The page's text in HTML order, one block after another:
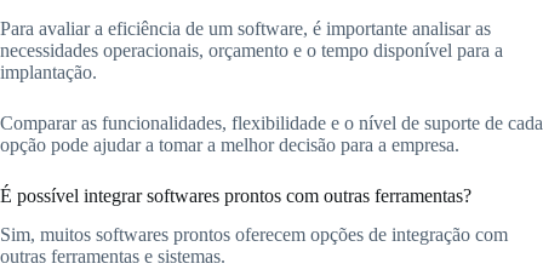
Para avaliar a eficiência de um software, é importante analisar as
necessidades operacionais, orçamento e o tempo disponível para a
implantação.
Comparar as funcionalidades, flexibilidade e o nível de suporte de cada
opção pode ajudar a tomar a melhor decisão para a empresa.
É possível integrar softwares prontos com outras ferramentas?
Sim, muitos softwares prontos oferecem opções de integração com
outras ferramentas e sistemas.